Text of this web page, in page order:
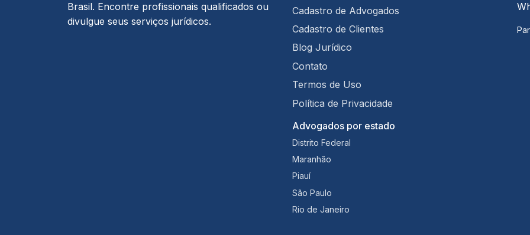
Brasil. Encontre profissionais qualificados ou
divulgue seus serviços jurídicos.
Cadastro de Advogados
Cadastro de Clientes
Blog Jurídico
Contato
Termos de Uso
Política de Privacidade
Advogados por estado
Distrito Federal
Maranhão
Piauí
São Paulo
Rio de Janeiro